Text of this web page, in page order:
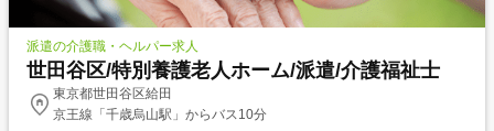
派遣の介護職・ヘルパー求人
世田谷区/特別養護老人ホーム/派遣/介護福祉士
東京都世田谷区給田
京王線「千歳烏山駅」からバス10分